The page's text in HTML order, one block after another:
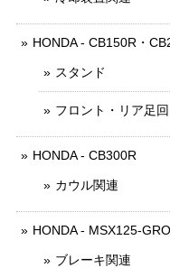
HONDA - CB150R・
スタンド
フロント・リア足回
HONDA - CB300R
カウル関連
HONDA - MSX125-
ブレーキ関連